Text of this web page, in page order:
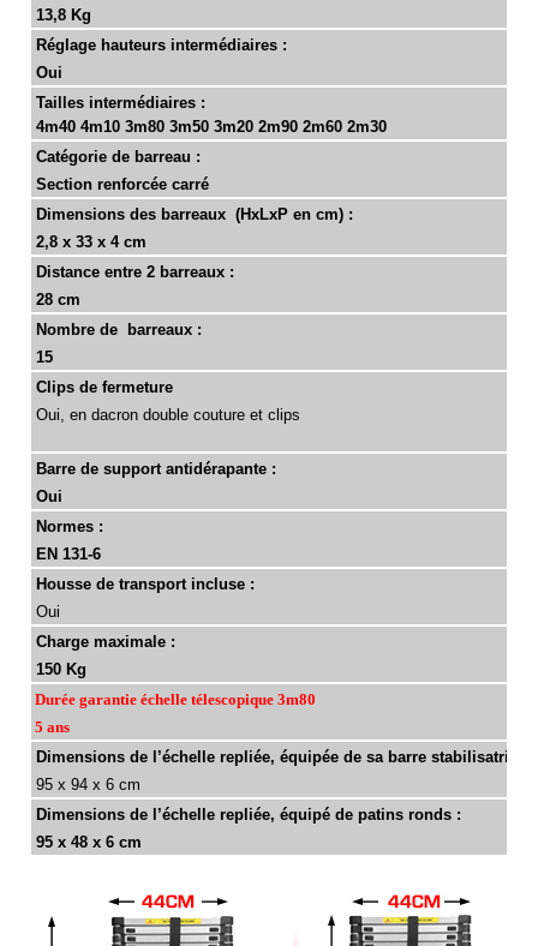
13,8 Kg
Réglage hauteurs intermédiaires :
Oui
Tailles intermédiaires :
4m40 4m10 3m80 3m50 3m20 2m90 2m60 2m30
Catégorie de barreau :
Section renforcée carré
Dimensions des barreaux (HxLxP en cm) :
2,8 x 33 x 4 cm
Distance entre 2 barreaux :
28 cm
Nombre de barreaux :
15
Clips de fermeture
Oui, en dacron double couture et clips
Barre de support antidérapante :
Oui
Normes :
EN 131-6
Housse de transport incluse :
Oui
Charge maximale :
150 Kg
Durée garantie échelle télescopique 3m80
5 ans
Dimensions de l’échelle repliée, équipée de sa barre
95 x 94 x 6 cm
Dimensions de l’échelle repliée, équipé de patins ronds :
95 x 48 x 6 cm